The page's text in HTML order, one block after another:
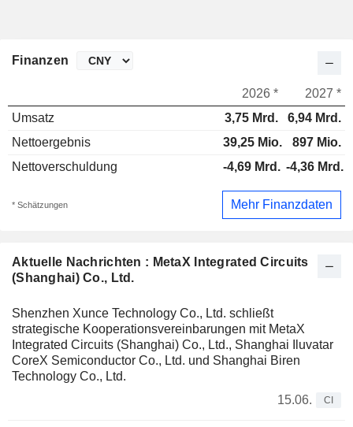
Aktuelle Nachrichten : MetaX Integrated Circuits
(Shanghai) Co., Ltd.
Shenzhen Xunce Technology Co., Ltd. schließt
strategische Kooperationsvereinbarungen mit MetaX
Integrated Circuits (Shanghai) Co., Ltd., Shanghai Iluvatar
CoreX Semiconductor Co., Ltd. und Shanghai Biren
Technology Co., Ltd.
15.06.
CI
Finanzen
2026 *
2027 *
Umsatz
3,75 Mrd.
6,94 Mrd.
Nettoergebnis
39,25 Mio.
897 Mio.
Nettoverschuldung
-4,69 Mrd. -4,36 Mrd.
* Schätzungen Mehr Finanzdaten